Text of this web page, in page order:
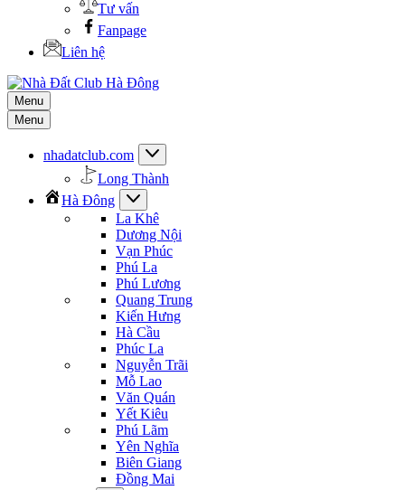
Tư vấn
Fanpage
Liên hệ
Menu
Menu
nhadatclub.com
Long Thành
Hà Đông
La Khê
Dương Nội
Vạn Phúc
Phú La
Phú Lương
Quang Trung
Kiến Hưng
Hà Cầu
Phúc La
Nguyễn Trãi
Mỗ Lao
Văn Quán
Yết Kiêu
Phú Lãm
Yên Nghĩa
Biên Giang
Đồng Mai